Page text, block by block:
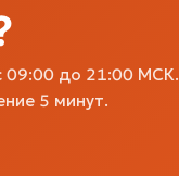
09:00 до 21:00 МСК.
5 минут.